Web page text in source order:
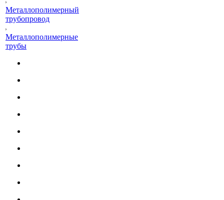
Металлополимерный
трубопровод
Металлополимерные
трубы